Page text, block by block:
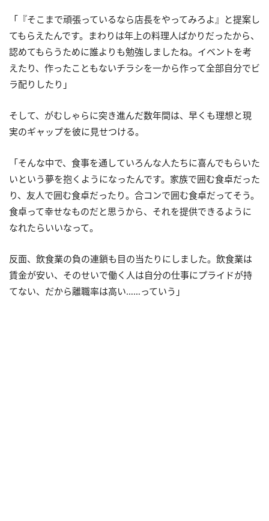
「『そこまで頑張っているなら店長をやってみろよ』と提案し
てもらえたんです。まわりは年上の料理人ばかりだったから、
認めてもらうために誰よりも勉強しましたね。イベントを考
えたり、作ったこともないチラシを一から作って全部自分でビ
ラ配りしたり」
そして、がむしゃらに突き進んだ数年間は、早くも理想と現
実のギャップを彼に見せつける。
「そんな中で、食事を通していろんな人たちに喜んでもらいた
いという夢を抱くようになったんです。家族で囲む食卓だった
り、友人で囲む食卓だったり。合コンで囲む食卓だってそう。
食卓って幸せなものだと思うから、それを提供できるように
なれたらいいなって。
反面、飲食業の負の連鎖も目の当たりにしました。飲食業は
賃金が安い、そのせいで働く人は自分の仕事にプライドが持
てない、だから離職率は高い……っていう」